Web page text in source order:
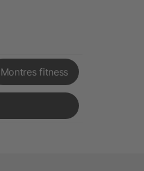
Montres fitness